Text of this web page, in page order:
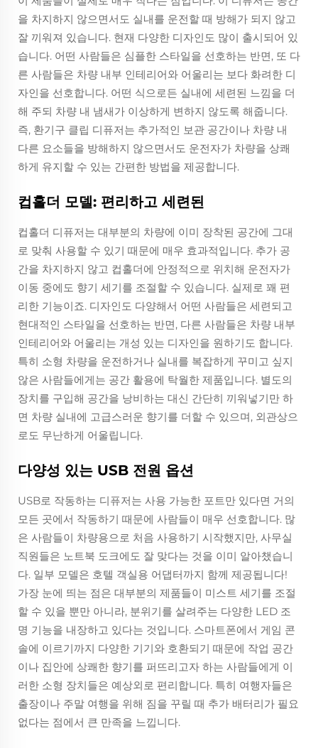
을 차지하지 않으면서도 실내를 운전할 때 방해가 되지 않고
잘 끼워져 있습니다. 현재 다양한 디자인도 많이 출시되어 있
습니다. 어떤 사람들은 심플한 스타일을 선호하는 반면, 또 다
른 사람들은 차량 내부 인테리어와 어울리는 보다 화려한 디
자인을 선호합니다. 어떤 식으로든 실내에 세련된 느낌을 더
해 주되 차량 내 냄새가 이상하게 변하지 않도록 해줍니다.
즉, 환기구 클립 디퓨저는 추가적인 보관 공간이나 차량 내
다른 요소들을 방해하지 않으면서도 운전자가 차량을 상쾌
하게 유지할 수 있는 간편한 방법을 제공합니다.
컵홀더 모델: 편리하고 세련된
컵홀더 디퓨저는 대부분의 차량에 이미 장착된 공간에 그대
로 맞춰 사용할 수 있기 때문에 매우 효과적입니다. 추가 공
간을 차지하지 않고 컵홀더에 안정적으로 위치해 운전자가
이동 중에도 향기 세기를 조절할 수 있습니다. 실제로 꽤 편
리한 기능이죠. 디자인도 다양해서 어떤 사람들은 세련되고
현대적인 스타일을 선호하는 반면, 다른 사람들은 차량 내부
인테리어와 어울리는 개성 있는 디자인을 원하기도 합니다.
특히 소형 차량을 운전하거나 실내를 복잡하게 꾸미고 싶지
않은 사람들에게는 공간 활용에 탁월한 제품입니다. 별도의
장치를 구입해 공간을 낭비하는 대신 간단히 끼워넣기만 하
면 차량 실내에 고급스러운 향기를 더할 수 있으며, 외관상으
로도 무난하게 어울립니다.
다양성 있는 USB 전원 옵션
USB로 작동하는 디퓨저는 사용 가능한 포트만 있다면 거의
모든 곳에서 작동하기 때문에 사람들이 매우 선호합니다. 많
은 사람들이 차량용으로 처음 사용하기 시작했지만, 사무실
직원들은 노트북 도크에도 잘 맞다는 것을 이미 알아챘습니
다. 일부 모델은 호텔 객실용 어댑터까지 함께 제공됩니다!
가장 눈에 띄는 점은 대부분의 제품들이 미스트 세기를 조절
할 수 있을 뿐만 아니라, 분위기를 살려주는 다양한 LED 조
명 기능을 내장하고 있다는 것입니다. 스마트폰에서 게임 콘
솔에 이르기까지 다양한 기기와 호환되기 때문에 작업 공간
이나 집안에 상쾌한 향기를 퍼뜨리고자 하는 사람들에게 이
러한 소형 장치들은 예상외로 편리합니다. 특히 여행자들은
출장이나 주말 여행을 위해 짐을 꾸릴 때 추가 배터리가 필요
없다는 점에서 큰 만족을 느낍니다.